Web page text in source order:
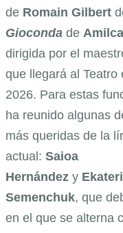
de Romain Gilbert
Gioconda de
dirigida por el
que llegará al Teatro
2026. Para estas
ha reunido algunas
más queridas de la
actual: Saioa
Hernández y
Semenchuk, que
en el que se alterna